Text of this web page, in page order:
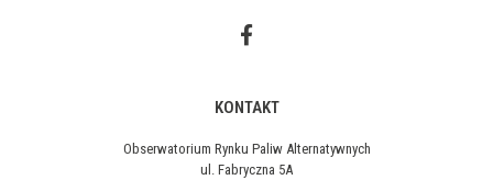
KONTAKT
Obserwatorium Rynku Paliw Alternatywnych
ul. Fabryczna 5A